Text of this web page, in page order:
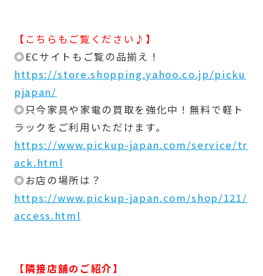
【こちらもご覧ください♪】
◎ECサイトもご覧の品揃え！
https://store.shopping.yahoo.co.jp/picku
pjapan/
◎只今家具や家電の買取を強化中！無料で軽ト
ラックをご利用いただけます。
https://www.pickup-japan.com/service/tr
ack.html
◎お店の場所は？
https://www.pickup-japan.com/shop/121/
access.html
【隣接店舗のご紹介】